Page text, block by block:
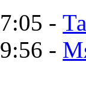
-
-